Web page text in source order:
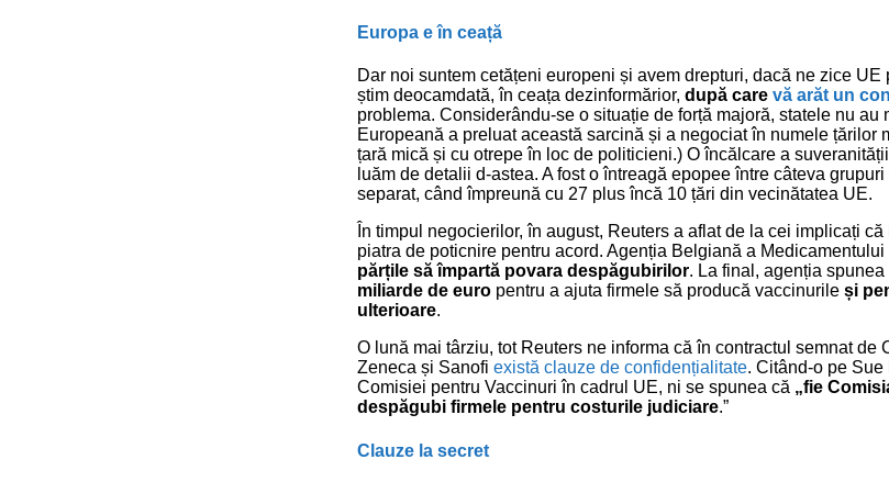
Europa e în ceață
Dar noi suntem cetățeni europeni și avem drepturi, dacă ne zice
știm deocamdată, în ceața dezinformărior, după care vă arăt un
problema. Considerându-se o situație de forță majoră, statele nu au
Europeană a preluat această sarcină și a negociat în numele țărilor
țară mică și cu otrepe în loc de politicieni.) O încălcare a
luăm de detalii d-astea. A fost o întreagă epopee între câteva
separat, când împreună cu 27 plus încă 10 țări din vecinătatea UE.
În timpul negocierilor, în august, Reuters a aflat de la cei implicați că
piatra de poticnire pentru acord. Agenția Belgiană a
părțile să împartă povara despăgubirilor. La final, agenția
miliarde de euro pentru a ajuta firmele să producă vaccinurile și
ulterioare.
O lună mai târziu, tot Reuters ne informa că în contractul semnat de
Zeneca și Sanofi există clauze de confidențialitate. Citând-o pe
Comisiei pentru Vaccinuri în cadrul UE, ni se spunea că „fie
despăgubi firmele pentru costurile judiciare.”
Clauze la secret